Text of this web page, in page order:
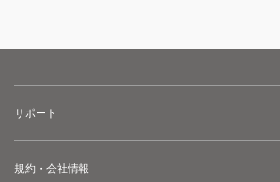
サポート
規約・会社情報